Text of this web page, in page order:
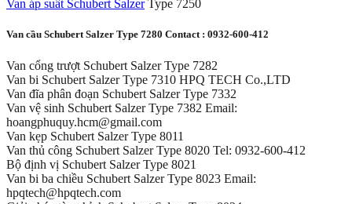
Van áp suất Schubert SalzerType 7250
Van cầu Schubert Salzer Type 7280 Contact : 0932-600-412
Van cổng trượt Schubert Salzer Type 7282
Van bi Schubert Salzer Type 7310 HPQ TECH Co.,LTD
Van đĩa phân đoạn Schubert Salzer Type 7332
Van vệ sinh Schubert Salzer Type 7382 Email:
hoangphuquy.hcm@gmail.com
Van kẹp Schubert Salzer Type 8011
Van thủ công Schubert Salzer Type 8020 Tel: 0932-600-412
Bộ định vị Schubert Salzer Type 8021
Van bi ba chiều Schubert Salzer Type 8023 Email:
hpqtech@hpqtech.com